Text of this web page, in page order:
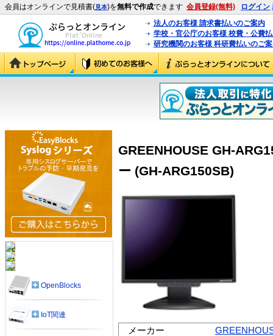
会員はオンラインで見積書(見本)を無料で作成できます 会員登録(無料) ログイン
法人のお客様 請求書払いのご案内
学校・官公庁のお客様 校費・公費
研究機関のお客様 科研費払いのご
GREENHOUSE GH-
ー (GH-ARG150SB)
メーカー
OpenBlocks
IoT関連